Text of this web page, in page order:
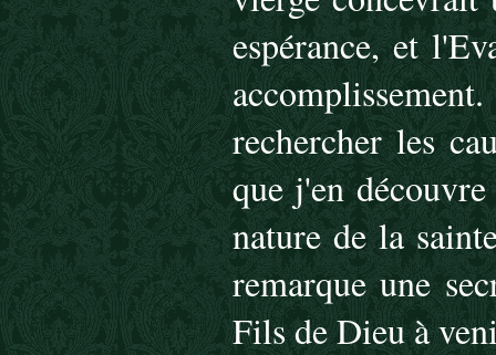
espérance, et
rechercher les
que j'en
nature de la
remarque une
Fils de Dieu à